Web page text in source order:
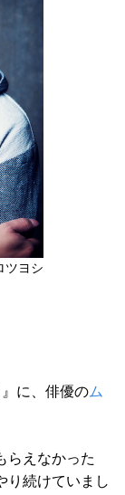
ツヨシ
に、俳優のム
らえなかった
り続けていまし